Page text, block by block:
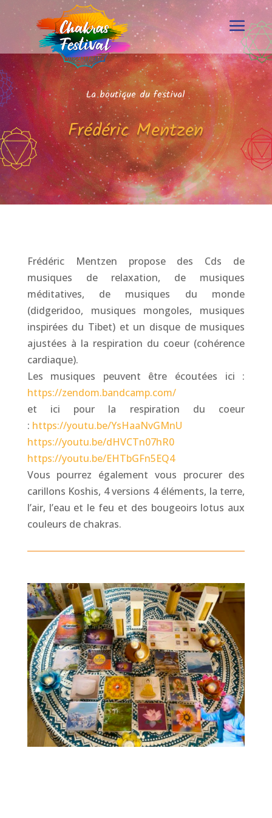
La boutique du festival
Frédéric Mentzen
Frédéric Mentzen propose des Cds de
musiques de relaxation, de musiques
méditatives, de musiques du monde
(didgeridoo, musiques mongoles, musiques
inspirées du Tibet) et un disque de musiques
ajustées à la respiration du coeur (cohérence
cardiaque).
Les musiques peuvent être écoutées ici :
https://zendom.bandcamp.com/
et ici pour la respiration du coeur
: https://youtu.be/YsHaaNvGMnU
https://youtu.be/dHVCTn07hR0
https://youtu.be/EHTbGFn5EQ4
Vous pourrez également vous procurer des
carillons Koshis, 4 versions 4 éléments, la terre,
l’air, l’eau et le feu et des bougeoirs lotus aux
couleurs de chakras.